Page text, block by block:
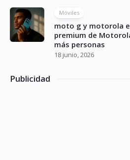
Móviles
moto g y motorola
premium de
más personas
18 junio, 2026
Publicidad